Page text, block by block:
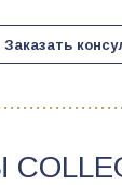
Заказать